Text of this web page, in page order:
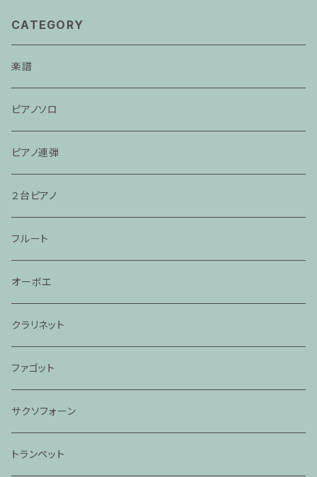
CATEGORY
楽譜
ピアノソロ
ピアノ連弾
２台ピアノ
フルート
オーボエ
クラリネット
ファゴット
サクソフォーン
トランペット